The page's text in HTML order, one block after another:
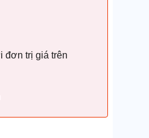
đơn trị giá trên